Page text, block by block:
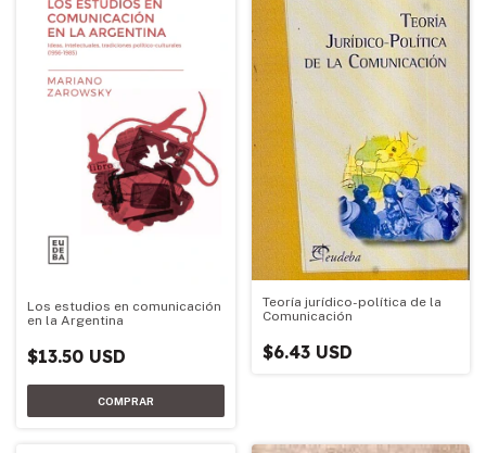
Los estudios en comunicación
en la Argentina
$13.50 USD
Teoría jurídico-política de la
Comunicación
$6.43 USD